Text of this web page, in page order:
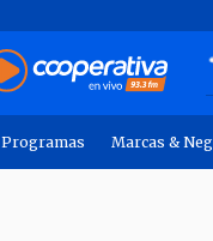
Programas Marcas &